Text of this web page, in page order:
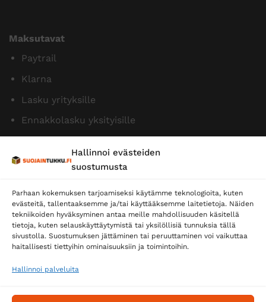
Hallinnoi evästeiden
suostumusta
Parhaan kokemuksen tarjoamiseksi käytämme teknologioita, kuten
evästeitä, tallentaaksemme ja/tai käyttääksemme laitetietoja. Näiden
tekniikoiden hyväksyminen antaa meille mahdollisuuden käsitellä
tietoja, kuten selauskäyttäytymistä tai yksilöllisiä tunnuksia tällä
sivustolla. Suostumuksen jättäminen tai peruuttaminen voi vaikuttaa
haitallisesti tiettyihin ominaisuuksiin ja toimintoihin.
Hallinnoi palveluita
Maksutavat
Paytrail
Klarna
Lasku yrityksille
Ennakkolasku yksityisille
Toimitustavat
Posti
Matkahuolto